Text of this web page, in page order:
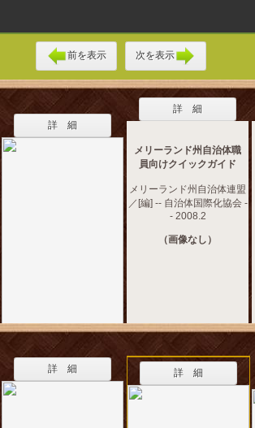
前を表示 次を表示
詳 細
詳 細
メリーランド州自治体職
員向けクイックガイド
メリーランド州自治体連盟
／[編] -- 自治体国際化協会 -
- 2008.2
（画像なし）
詳 細 詳 細